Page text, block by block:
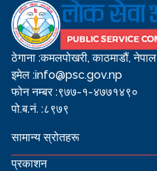
ठेगाना :कमलपोखरी, काठमाडौं, नेपाल
इमेल :info@psc.gov.np
फोन नम्बर :९७७-१-४७७१४९०
पो.ब.नं. :८९७९
सामान्य स्रोतहरू
प्रकाशन